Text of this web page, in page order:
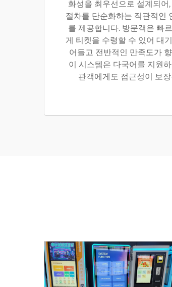
화성을 최우선으로 설계되어
절차를 단순화하는 직관적인
를 제공합니다. 방문객은 빠
게 티켓을 수령할 수 있어 대
어들고 전반적인 만족도가
이 시스템은 다국어를 지원
관객에게도 접근성이 보